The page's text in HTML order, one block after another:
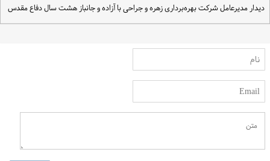
دیدار مدیرعامل شرکت بهره‌برداری زهره و جراحی با آزاده و جانباز هشت سال دفاع مقدس